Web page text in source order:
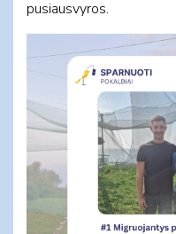
pusiausvyros.